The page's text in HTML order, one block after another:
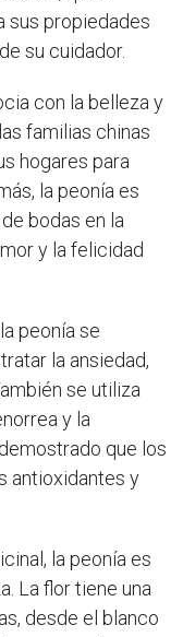
sus propiedades
su cuidador.
con la belleza y
familias chinas
hogares para
la peonía es
bodas en la
y la felicidad
peonía se
la ansiedad,
se utiliza
y la
que los
antioxidantes y
la peonía es
La flor tiene una
desde el blanco